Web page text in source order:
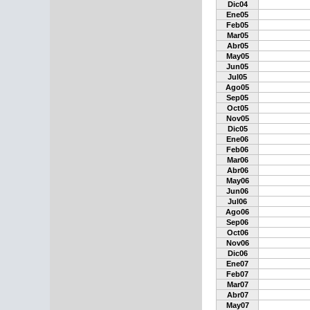
Dic04
Ene05
Feb05
Mar05
Abr05
May05
Jun05
Jul05
Ago05
Sep05
Oct05
Nov05
Dic05
Ene06
Feb06
Mar06
Abr06
May06
Jun06
Jul06
Ago06
Sep06
Oct06
Nov06
Dic06
Ene07
Feb07
Mar07
Abr07
May07